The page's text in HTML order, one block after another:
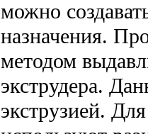
можно
назначения.
методом
экструдера.
экструзией.